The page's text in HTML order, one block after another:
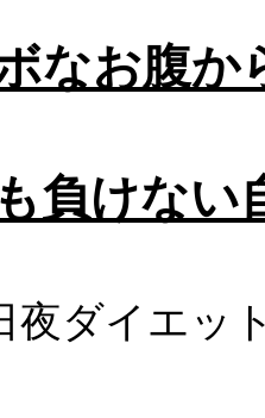
なお腹か
負けない
夜ダイエッ